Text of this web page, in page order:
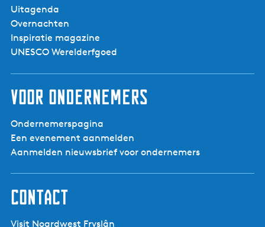
Uitagenda
Overnachten
Inspiratie magazine
UNESCO Werelderfgoed
Voor ondernemers
Ondernemerspagina
Een evenement aanmelden
Aanmelden nieuwsbrief voor ondernemers
Contact
Visit Noardwest Fryslân